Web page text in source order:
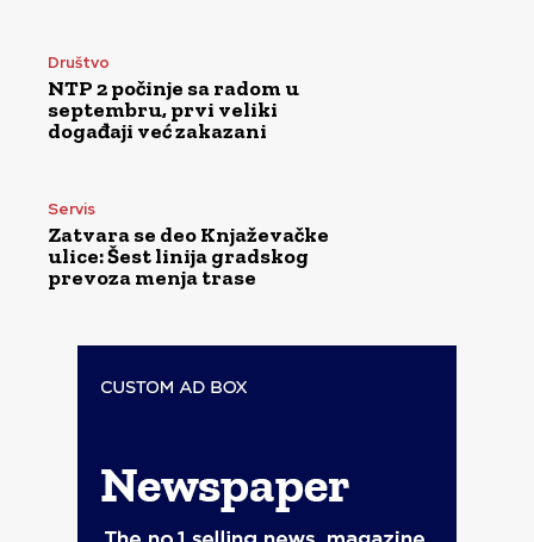
Društvo
NTP 2 počinje sa radom u
septembru, prvi veliki
događaji već zakazani
Servis
Zatvara se deo Knjaževačke
ulice: Šest linija gradskog
prevoza menja trase